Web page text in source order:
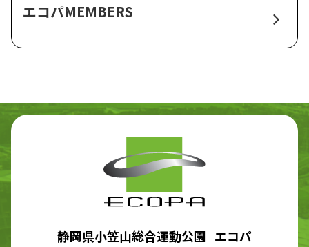
エコパMEMBERS
静岡県小笠山総合運動公園 エコパ